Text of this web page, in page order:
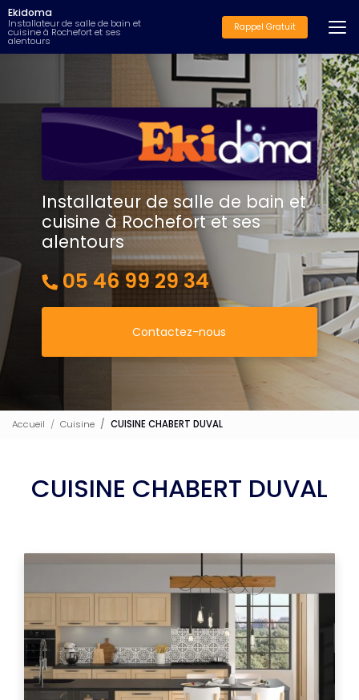
Aller
au
contenu
principal
Ekidoma
Installateur de salle de bain et
cuisine à Rochefort et ses
alentours
Rappel Gratuit
Installateur de salle de bain et
cuisine à Rochefort et ses
alentours
05 46 99 29 34
Contactez-nous
Accueil Cuisine CUISINE CHABERT DUVAL
CUISINE CHABERT DUVAL